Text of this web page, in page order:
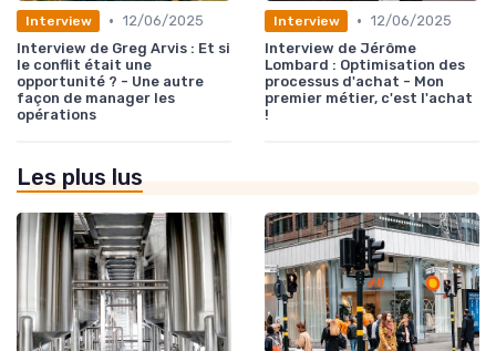
Interview • 12/06/2025
Interview de Greg Arvis : Et si
le conflit était une
opportunité ? - Une autre
façon de manager les
opérations
Interview • 12/06/2025
Interview de Jérôme
Lombard : Optimisation des
processus d'achat - Mon
premier métier, c'est l'achat
!
Les plus lus